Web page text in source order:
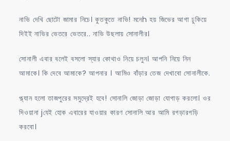
নাভি দেখি ছোটো জামার নিচে। কুতকুতে নাভি! মনেh হয় জিভের আগা ঢুকিয়ে
দিইই নাভির ভেতরে ভেতরে.. নাভি উছলায় সোনালীর।
সোনালী এবার বলেই বসলো স্যার কোথাও নিয়ে চলুন। আপনি নিয়ে নিন
আমাকে। কি দেবে আমাকে? আপনার । আমিও বাঁড়ার তেজ দেখাবো সোনালীকে.
প্ল্যান হলো তাজপুরের সমুদ্রেই হবে! সোনালি জোড়া জোড়া যোগাড় করলো। ওর
দিওয়ানা jযেই হোক এবারের যাওয়ার কারণ সোনালি আর আমি রগড়ারগড়ি
করবো।